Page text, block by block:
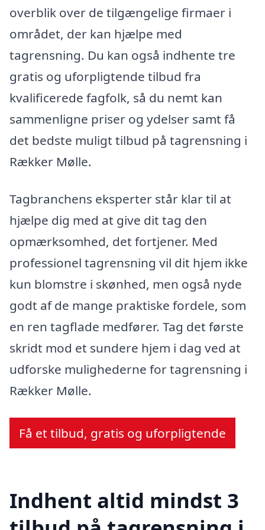
overblik over de tilgængelige firmaer i
området, der kan hjælpe med
tagrensning. Du kan også indhente tre
gratis og uforpligtende tilbud fra
kvalificerede fagfolk, så du nemt kan
sammenligne priser og ydelser samt få
det bedste muligt tilbud på tagrensning i
Rækker Mølle.
Tagbranchens eksperter står klar til at
hjælpe dig med at give dit tag den
opmærksomhed, det fortjener. Med
professionel tagrensning vil dit hjem ikke
kun blomstre i skønhed, men også nyde
godt af de mange praktiske fordele, som
en ren tagflade medfører. Tag det første
skridt mod et sundere hjem i dag ved at
udforske mulighederne for tagrensning i
Rækker Mølle.
Få et tilbud, gratis og uforpligtende
Indhent altid mindst 3